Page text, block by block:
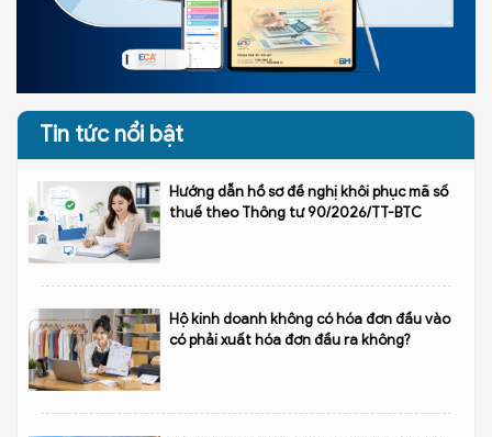
Tin tức nổi bật
Hướng dẫn hồ sơ đề nghị khôi phục mã số
thuế theo Thông tư 90/2026/TT-BTC
Hộ kinh doanh không có hóa đơn đầu vào
có phải xuất hóa đơn đầu ra không?